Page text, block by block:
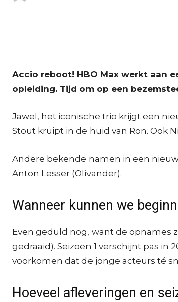
Accio reboot! HBO Max werkt aan
opleiding. Tijd om op een
Jawel, het iconische trio krijgt een
Stout kruipt in de huid van Ron. Ook
Andere bekende namen in een
Anton Lesser (Olivander).
Wanneer kunnen we
Even geduld nog, want de opnames
gedraaid). Seizoen 1 verschijnt pas in
voorkomen dat de jonge acteurs té
Hoeveel afleveringen en